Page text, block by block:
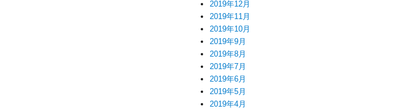
2019年12月
2019年11月
2019年10月
2019年9月
2019年8月
2019年7月
2019年6月
2019年5月
2019年4月